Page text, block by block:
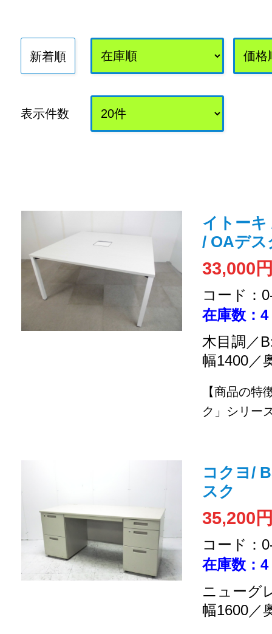
新着順
表示件数
イトーキ
/ OAデス
33,000
コード：
在庫数：4
木目調／
幅1400／
【商品の特
ク」シリー
コクヨ/
スク
35,200
コード：
在庫数：4
ニューグ
幅1600／